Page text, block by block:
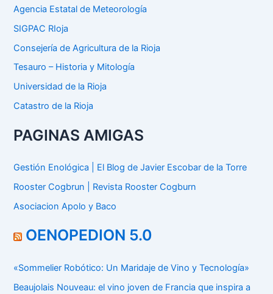
:
Agencia Estatal de Meteorología
SIGPAC RIoja
Consejería de Agricultura de la Rioja
Tesauro – Historia y Mitología
Universidad de la Rioja
Catastro de la Rioja
PAGINAS AMIGAS
Gestión Enológica | El Blog de Javier Escobar de la Torre
Rooster Cogbrun | Revista Rooster Cogburn
Asociacion Apolo y Baco
OENOPEDION 5.0
«Sommelier Robótico: Un Maridaje de Vino y Tecnología»
Beaujolais Nouveau: el vino joven de Francia que inspira a